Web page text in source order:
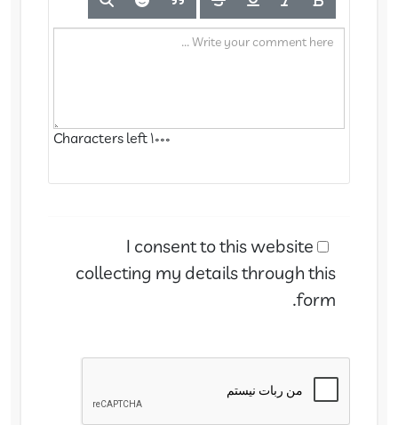
1000
I consent to this website
collecting my details through this
form.